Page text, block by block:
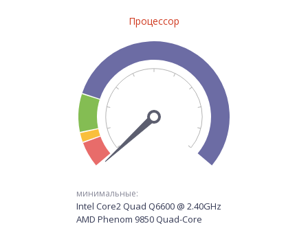
Процессор
минимальные:
Intel Core2 Quad Q6600 @ 2.40GHz
AMD Phenom 9850 Quad-Core